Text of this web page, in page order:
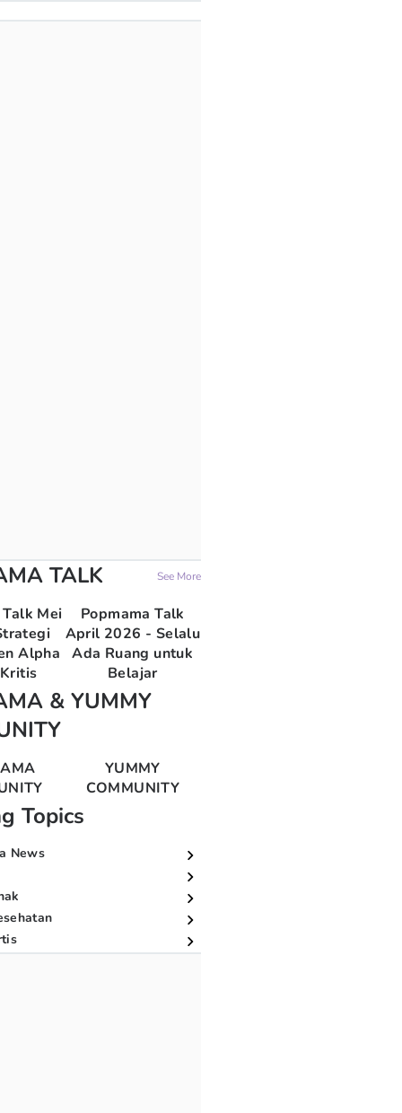
TALK See More
Mei
Alpha
Popmama Talk
April 2026 - Selalu
Ada Ruang untuk
Belajar
& YUMMY
YUMMY
COMMUNITY
Topics
News